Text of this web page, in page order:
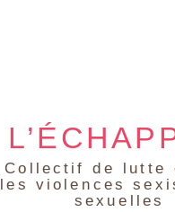
Collectif de lutte
les violences
sexuelles